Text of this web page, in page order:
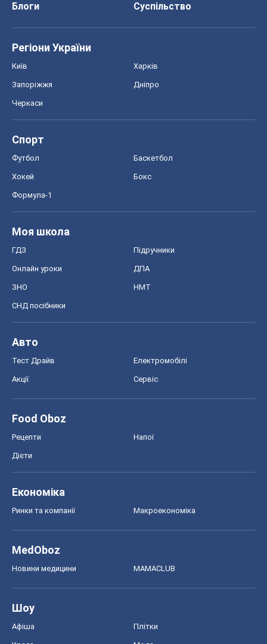
Блоги
Суспільство
Регіони України
Київ Харків
Запоріжжя Дніпро
Черкаси
Спорт
Футбол Баскетбол
Хокей Бокс
Формула-1
Моя школа
ГДЗ Підручники
Онлайн уроки ДПА
ЗНО НМТ
СНД посібники
Авто
Тест Драйв Електромобілі
Акції Сервіс
Food Oboz
Рецепти Напої
Дієти
Економіка
Ринки та компанії Макроекономіка
MedOboz
Новини медицини MAMACLUB
Шоу
Афіша Плітки